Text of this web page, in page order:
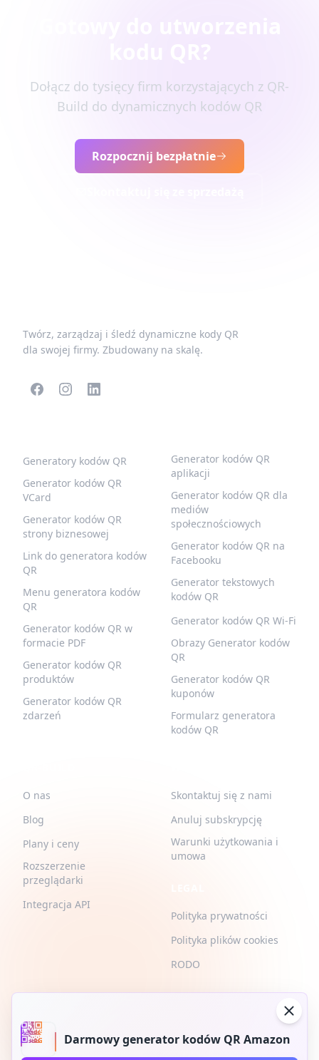
Darmowy generator kodów QR Amazon
Dołącz do tysięcy firm korzystających z QR-
Build do dynamicznych kodów QR
Rozpocznij bezpłatnie
Twórz, zarządzaj i śledź dynamiczne kody QR
dla swojej firmy. Zbudowany na skalę.
Generatory kodów QR
Generator kodów QR
VCard
Generator kodów QR
strony biznesowej
Link do generatora kodów
QR
Menu generatora kodów
QR
Generator kodów QR w
formacie PDF
Generator kodów QR
produktów
Generator kodów QR
zdarzeń
Generator kodów QR
aplikacji
Generator kodów QR dla
mediów
społecznościowych
Generator kodów QR na
Facebooku
Generator tekstowych
kodów QR
Generator kodów QR Wi-Fi
Obrazy Generator kodów
QR
Generator kodów QR
kuponów
Formularz generatora
kodów QR
O nas
Blog
Plany i ceny
Rozszerzenie
przeglądarki
Integracja API
Skontaktuj się z nami
Anuluj subskrypcję
Warunki użytkowania i
umowa
Polityka prywatności
Polityka plików cookies
RODO